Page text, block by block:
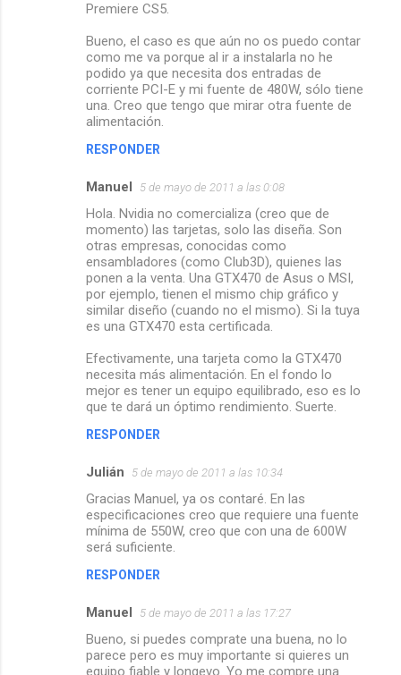
Premiere CS5.
Bueno, el caso es que aún no os puedo contar
como me va porque al ir a instalarla no he
podido ya que necesita dos entradas de
corriente PCI-E y mi fuente de 480W, sólo tiene
una. Creo que tengo que mirar otra fuente de
alimentación.
RESPONDER
Manuel 5 de mayo de 2011 a las 0:08
Hola. Nvidia no comercializa (creo que de
momento) las tarjetas, solo las diseña. Son
otras empresas, conocidas como
ensambladores (como Club3D), quienes las
ponen a la venta. Una GTX470 de Asus o MSI,
por ejemplo, tienen el mismo chip gráfico y
similar diseño (cuando no el mismo). Si la tuya
es una GTX470 esta certificada.
Efectivamente, una tarjeta como la GTX470
necesita más alimentación. En el fondo lo
mejor es tener un equipo equilibrado, eso es lo
que te dará un óptimo rendimiento. Suerte.
RESPONDER
Julián 5 de mayo de 2011 a las 10:34
Gracias Manuel, ya os contaré. En las
especificaciones creo que requiere una fuente
mínima de 550W, creo que con una de 600W
será suficiente.
RESPONDER
Manuel 5 de mayo de 2011 a las 17:27
Bueno, si puedes comprate una buena, no lo
parece pero es muy importante si quieres un
equipo fiable y longevo. Yo me compre una